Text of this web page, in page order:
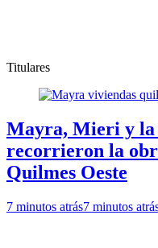
Titulares
Mayra, Mieri y
recorrieron la
Quilmes Oeste
7 minutos atrás7 minutos